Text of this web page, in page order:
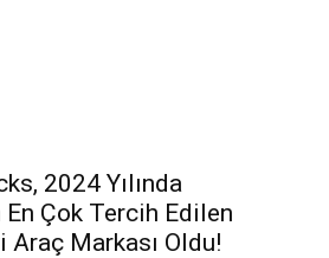
2024 Yılında
En Çok Tercih Edilen
Araç Markası Oldu!